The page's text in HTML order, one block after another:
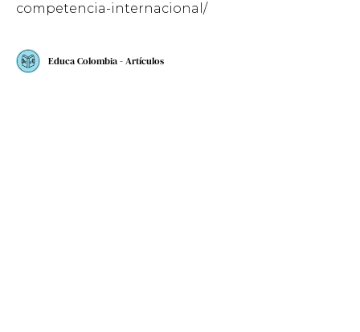
competencia-internacional/
Educa Colombia - Artículos